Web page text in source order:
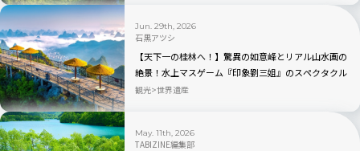
Jun. 29th, 2026
石黒アツシ
【天下一の桂林へ！】驚異の如意峰とリアル山水画の
絶景！水上マスゲーム『印象劉三姐』のスペクタクル
な夜｜中国
観光 世界遺産
May. 11th, 2026
TABIZINE編集部